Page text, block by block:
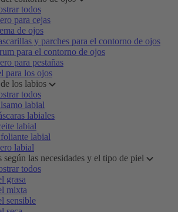
todos
para cejas
de ojos
y parches para el contorno de ojos
para el contorno de ojos
para pestañas
para los ojos
los labios
todos
labial
labiales
labial
labial
labial
según las necesidades y el tipo de piel
todos
grasa
mixta
sensible